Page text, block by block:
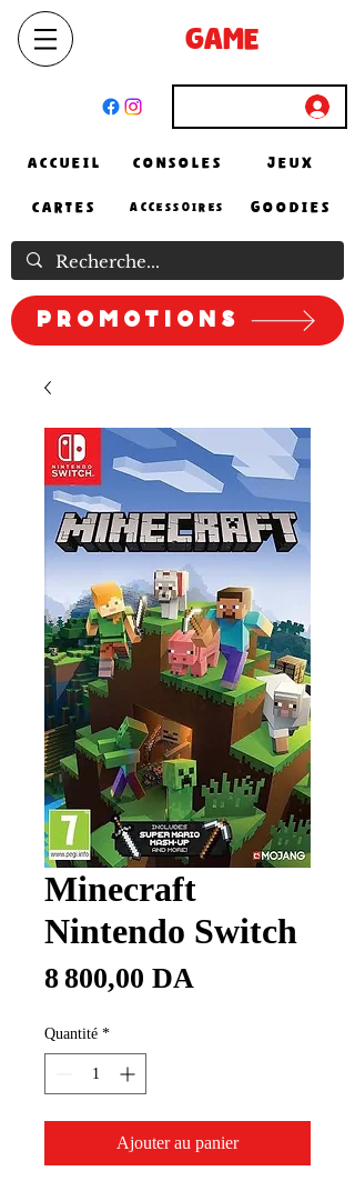
GAME
ACCUEIL CONSOLES JEUX
CARTES ACCESSOIRES GOODIES
Promotions
Minecraft
Nintendo Switch
8 800,00 DA
Quantité *
Ajouter au panier